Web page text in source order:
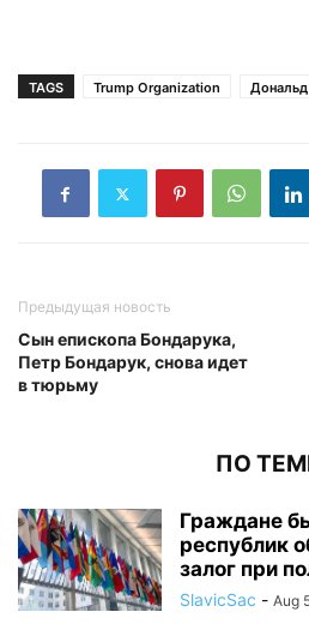
TAGS Trump Organization
Предыдущая новость
Сын епископа Бондарука,
Петр Бондарук, снова идет
в тюрьму
ПО
Граждане
республик
залог при
SlavicSac - Aug